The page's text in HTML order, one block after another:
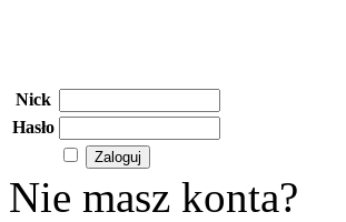
Nick
Hasło
Nie masz konta?